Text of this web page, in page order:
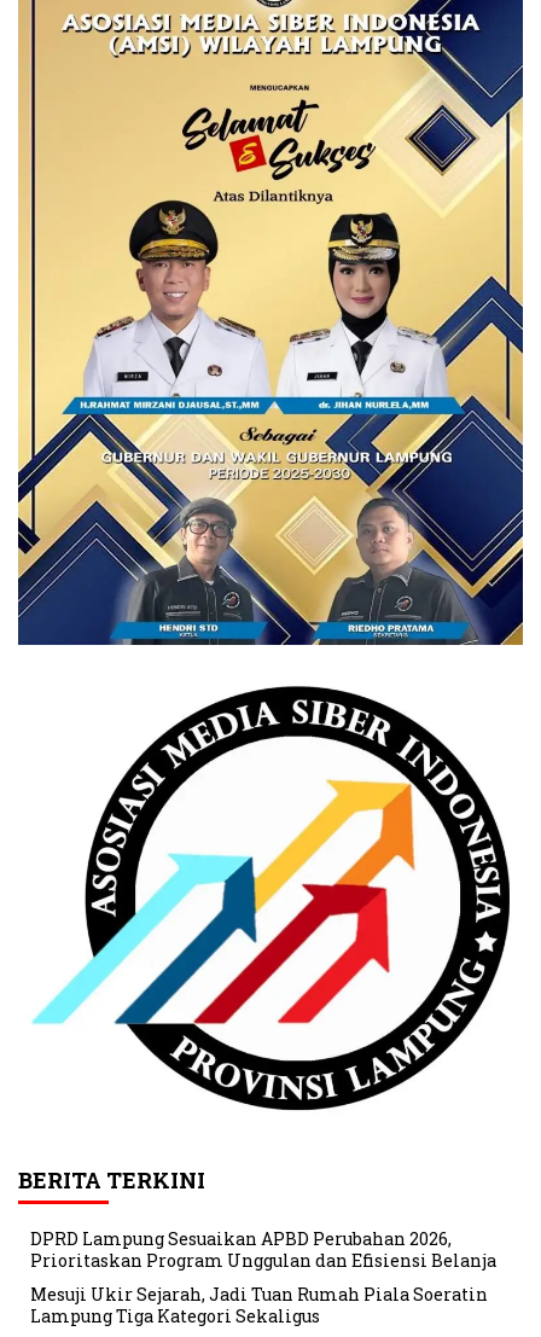
BERITA TERKINI
DPRD Lampung Sesuaikan APBD Perubahan 2026,
Prioritaskan Program Unggulan dan Efisiensi Belanja
Mesuji Ukir Sejarah, Jadi Tuan Rumah Piala Soeratin
Lampung Tiga Kategori Sekaligus